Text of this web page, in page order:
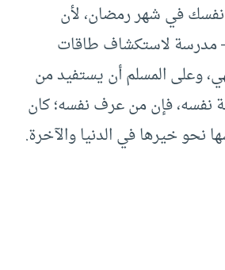
نفسك في شهر رمضان، لأن
مدرسة لاستكشاف طاقات
وعلى المسلم أن يستفيد من
نفسه، فإن من عرف نفسه؛ كان
نحو خيرها في الدنيا والآخرة.